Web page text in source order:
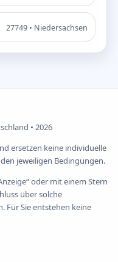
27749 • Niedersachsen
• 2026
ersetzen keine individuelle
jeweiligen Bedingungen.
oder mit einem Stern
über solche
Für Sie entstehen keine